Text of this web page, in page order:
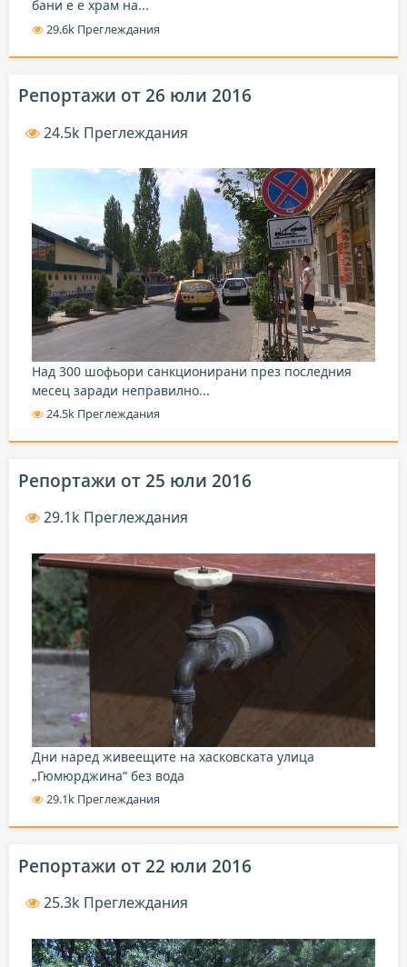
бани е е храм на...
29.6k Преглеждания
Репортажи от 26 юли 2016
24.5k Преглеждания
Над 300 шофьори санкционирани през последния
месец заради неправилно...
24.5k Преглеждания
Репортажи от 25 юли 2016
29.1k Преглеждания
Дни наред живеещите на хасковската улица
„Гюмюрджина“ без вода
29.1k Преглеждания
Репортажи от 22 юли 2016
25.3k Преглеждания